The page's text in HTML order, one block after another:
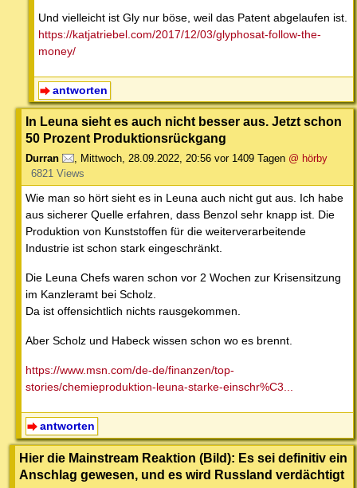
Und vielleicht ist Gly nur böse, weil das Patent abgelaufen ist.
https://katjatriebel.com/2017/12/03/glyphosat-follow-the-
money/
antworten
In Leuna sieht es auch nicht besser aus. Jetzt schon
50 Prozent Produktionsrückgang
Durran , Mittwoch, 28.09.2022, 20:56 vor 1409 Tagen @ hörby
6821 Views
Wie man so hört sieht es in Leuna auch nicht gut aus. Ich habe
aus sicherer Quelle erfahren, dass Benzol sehr knapp ist. Die
Produktion von Kunststoffen für die weiterverarbeitende
Industrie ist schon stark eingeschränkt.
Die Leuna Chefs waren schon vor 2 Wochen zur Krisensitzung
im Kanzleramt bei Scholz.
Da ist offensichtlich nichts rausgekommen.
Aber Scholz und Habeck wissen schon wo es brennt.
https://www.msn.com/de-de/finanzen/top-
stories/chemieproduktion-leuna-starke-einschr%C3...
antworten
Hier die Mainstream Reaktion (Bild): Es sei definitiv ein
Anschlag gewesen, und es wird Russland verdächtigt